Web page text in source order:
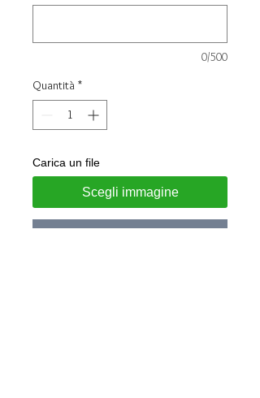
0/500
Quantità *
Carica un file
Scegli immagine